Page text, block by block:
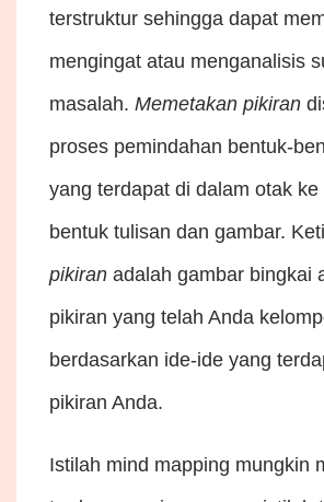
terstruktur sehingga dapat
mengingat atau menganalisis
masalah. Memetakan pikiran
proses pemindahan bentuk-
yang terdapat di dalam otak ke
bentuk tulisan dan gambar.
pikiran adalah gambar bingkai
pikiran yang telah Anda
berdasarkan ide-ide yang
pikiran Anda.
Istilah mind mapping mungkin